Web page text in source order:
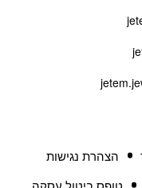
הצהרת נגישות